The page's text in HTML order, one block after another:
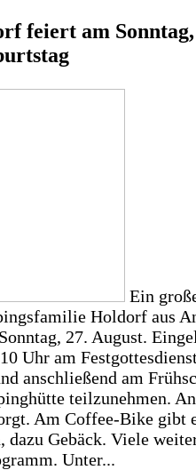
feiert am Sonntag,
Ein
Holdorf aus
27. August.
Uhr am
anschließend am
teilzunehmen.
Am Coffee-Bike gibt
Gebäck. Viele
Unter...